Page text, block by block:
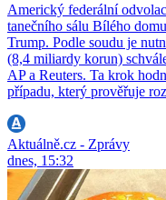
Americký federální
tanečního sálu Bílého
Trump. Podle soudu je
(8,4 miliardy korun)
AP a Reuters. Ta krok
případu, který prověřuje
Aktuálně.cz - Zprávy
dnes, 15:32